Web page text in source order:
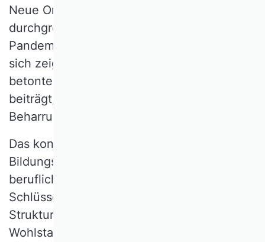
Neue Ordnungsmuster konnten
durchgreifend erst im Zuge der Corona-
Pandemie herausgebildet werden. Es muss
sich zeigen, ob die gegenwärtig stark
betonte Agilität von Organisationen dazu
beiträgt, dass Strukturen fortan weniger
Beharrungskräfte erzeugen.
Das kontinuierlich gestiegene
Bildungsniveau und die Entwicklung
beruflicher Kompetenzen definieren
Schlüsselfaktoren, wenn es darum geht
Strukturwandel, Krisenbewältigung und
Wohlstand zu erklären. Arbeitskräfte sind